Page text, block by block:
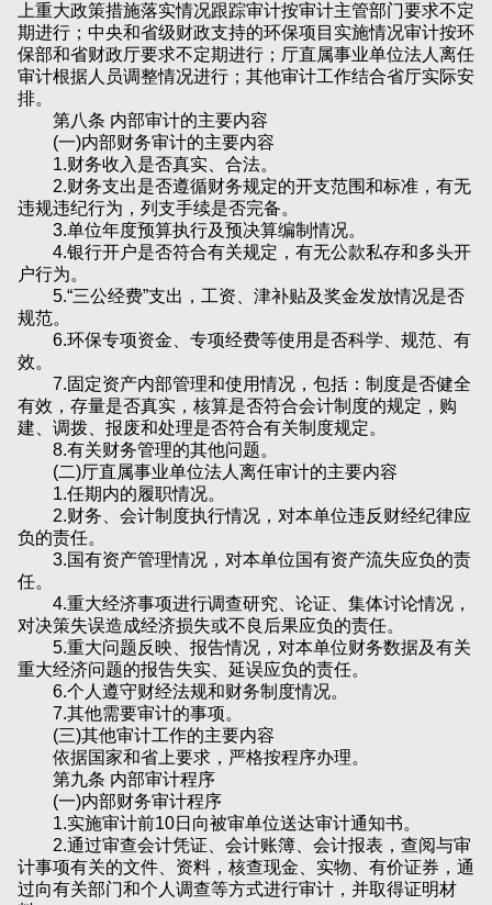
上重大政策措施落实情况跟踪审计按审计主管部门要求不定
期进行；中央和省级财政支持的环保项目实施情况审计按环
保部和省财政厅要求不定期进行；厅直属事业单位法人离任
审计根据人员调整情况进行；其他审计工作结合省厅实际安
排。
第八条 内部审计的主要内容
(一)内部财务审计的主要内容
1.财务收入是否真实、合法。
2.财务支出是否遵循财务规定的开支范围和标准，有无
违规违纪行为，列支手续是否完备。
3.单位年度预算执行及预决算编制情况。
4.银行开户是否符合有关规定，有无公款私存和多头开
户行为。
5.“三公经费”支出，工资、津补贴及奖金发放情况是否
规范。
6.环保专项资金、专项经费等使用是否科学、规范、有
效。
7.固定资产内部管理和使用情况，包括：制度是否健全
有效，存量是否真实，核算是否符合会计制度的规定，购
建、调拨、报废和处理是否符合有关制度规定。
8.有关财务管理的其他问题。
(二)厅直属事业单位法人离任审计的主要内容
1.任期内的履职情况。
2.财务、会计制度执行情况，对本单位违反财经纪律应
负的责任。
3.国有资产管理情况，对本单位国有资产流失应负的责
任。
4.重大经济事项进行调查研究、论证、集体讨论情况，
对决策失误造成经济损失或不良后果应负的责任。
5.重大问题反映、报告情况，对本单位财务数据及有关
重大经济问题的报告失实、延误应负的责任。
6.个人遵守财经法规和财务制度情况。
7.其他需要审计的事项。
(三)其他审计工作的主要内容
依据国家和省上要求，严格按程序办理。
第九条 内部审计程序
(一)内部财务审计程序
1.实施审计前10日向被审单位送达审计通知书。
2.通过审查会计凭证、会计账簿、会计报表，查阅与审
计事项有关的文件、资料，核查现金、实物、有价证券，通
过向有关部门和个人调查等方式进行审计，并取得证明材